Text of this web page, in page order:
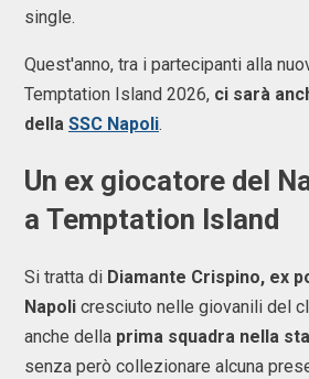
single.
Quest'anno, tra i partecipanti alla
Temptation Island 2026, ci sarà
della SSC Napoli.
Un ex giocatore del
a Temptation Island
Si tratta di Diamante Crispino, ex
Napoli cresciuto nelle giovanili del
anche della prima squadra nella
senza però collezionare alcuna